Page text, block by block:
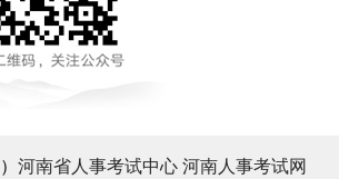
） 河南省人事考试中心河南人事考试网